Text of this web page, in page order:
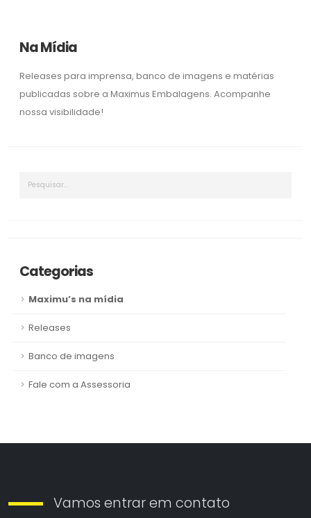
k
Na Mídia
Releases para imprensa, banco de imagens e matérias
publicadas sobre a Maximus Embalagens. Acompanhe
nossa visibilidade!
Categorias
Maximu’s na mídia
Releases
Banco de imagens
Fale com a Assessoria
Vamos entrar em contato